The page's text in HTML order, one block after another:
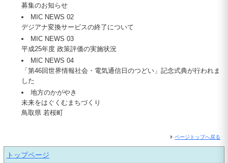
募集のお知らせ
MIC NEWS 02
デジアナ変換サービスの終了について
MIC NEWS 03
平成25年度 政策評価の実施状況
MIC NEWS 04
「第46回世界情報社会・電気通信日のつどい」記念式典が行われま
した
地方のかがやき
未来をはぐくむまちづくり
鳥取県 若桜町
ページトップへ戻る
トップページ